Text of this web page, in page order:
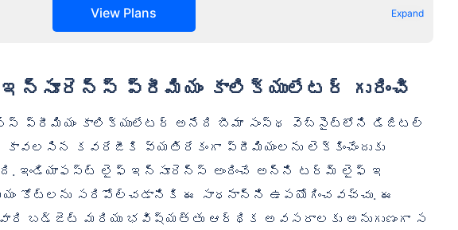
View Plans Expand
ప్రీమియం కాలిక్యులేటర్ గురించి
ప్రీమియం కాలిక్యులేటర్ అనేది బీమా సంస్థ వెబ్‌సైట్‌లోని డిజిటల్
కవరేజీకి వ్యతిరేకంగా ప్రీమియంలను లెక్కించేందుకు
ఇండియాఫస్ట్ లైఫ్ ఇన్సూరెన్స్ అందించే అన్ని టర్మ్ లైఫ్ ఇ
కోట్‌లను సరిపోల్చడానికి ఈ సాధనాన్ని ఉపయోగించవచ్చు. ఈ
బడ్జెట్ మరియు భవిష్యత్తు ఆర్థిక అవసరాలకు అనుగుణంగా స